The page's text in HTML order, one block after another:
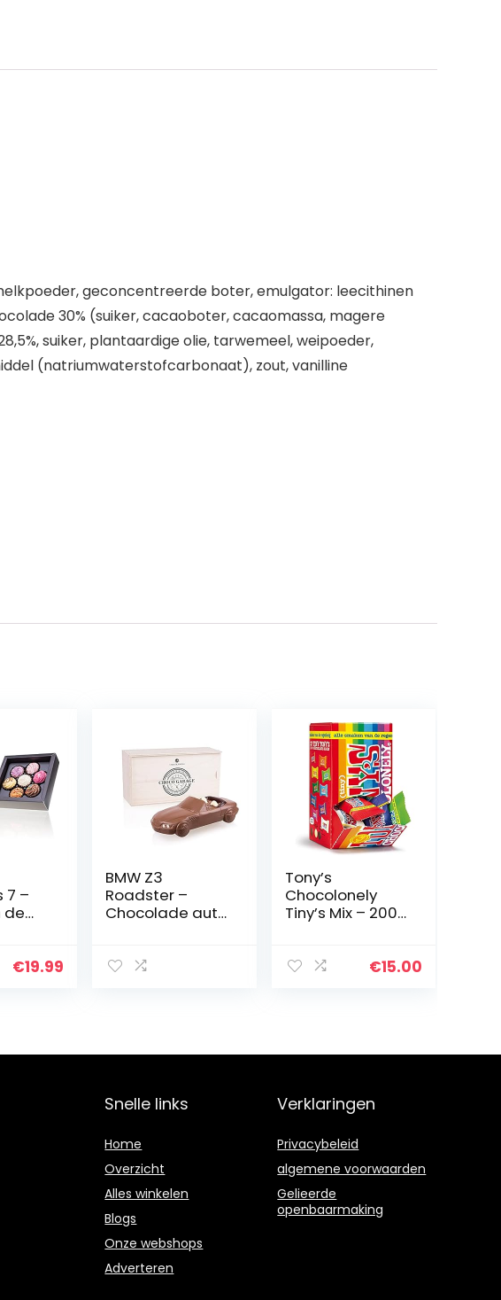
geconcentreerde boter, emulgator: leecithinen
30% (suiker, cacaoboter, cacaomassa, magere
suiker, plantaardige olie, tarwemeel, weipoeder,
(natriumwaterstofcarbonaat), zout, vanilline
7 –
de
|
€19.99
BMW Z3
Roadster –
Chocolade auto
Verjaardagsca
Volwassenen |
Vaderdag |
Tony’s
Chocolonely
Tiny’s Mix – 200
€15.00
Snelle links
Home
Overzicht
Alles winkelen
Blogs
Onze webshops
Adverteren
Verklaringen
Privacybeleid
algemene voorwaarden
Gelieerde
openbaarmaking